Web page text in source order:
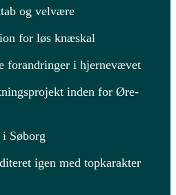
og velvære
for løs knæskal
forandringer i hjernevævet
inden for Øre-
Søborg
igen med topkarakter